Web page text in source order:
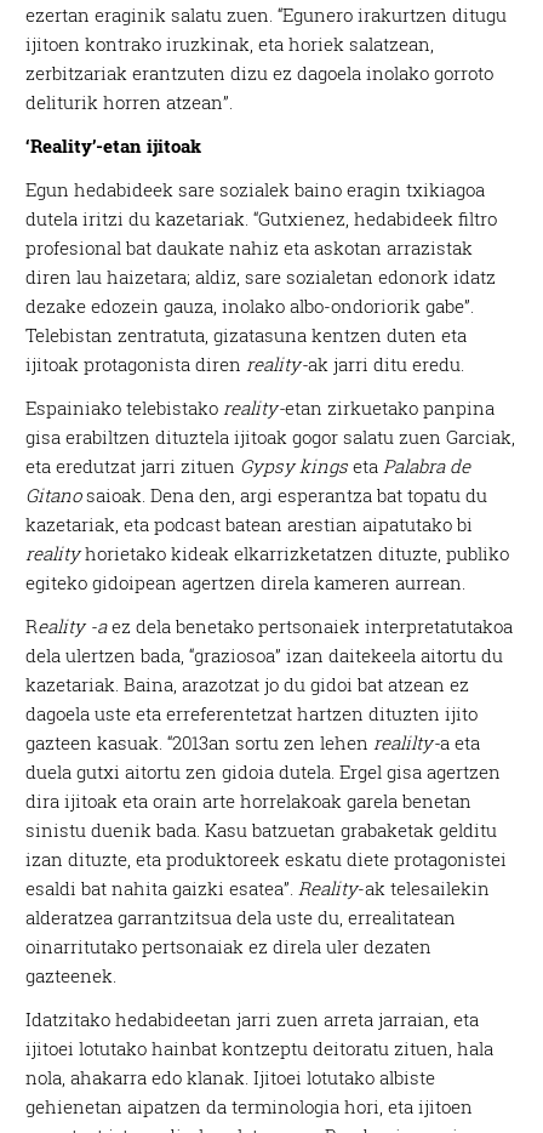
ezertan eraginik salatu zuen. “Egunero irakurtzen ditugu
ijitoen kontrako iruzkinak, eta horiek salatzean,
zerbitzariak erantzuten dizu ez dagoela inolako gorroto
deliturik horren atzean”.
‘Reality’-etan ijitoak
Egun hedabideek sare sozialek baino eragin txikiagoa
dutela iritzi du kazetariak. “Gutxienez, hedabideek filtro
profesional bat daukate nahiz eta askotan arrazistak
diren lau haizetara; aldiz, sare sozialetan edonork idatz
dezake edozein gauza, inolako albo-ondoriorik gabe”.
Telebistan zentratuta, gizatasuna kentzen duten eta
ijitoak protagonista diren reality-ak jarri ditu eredu.
Espainiako telebistako reality-etan zirkuetako panpina
gisa erabiltzen dituztela ijitoak gogor salatu zuen Garciak,
eta eredutzat jarri zituen Gypsy kings eta Palabra de
Gitanosaioak. Dena den, argi esperantza bat topatu du
kazetariak, eta podcast batean arestian aipatutako bi
realityhorietako kideak elkarrizketatzen dituzte, publiko
egiteko gidoipean agertzen direla kameren aurrean.
Reality -aez dela benetako pertsonaiek interpretatutakoa
dela ulertzen bada, “graziosoa” izan daitekeela aitortu du
kazetariak. Baina, arazotzat jo du gidoi bat atzean ez
dagoela uste eta erreferentetzat hartzen dituzten ijito
gazteen kasuak. “2013an sortu zen lehen realilty-a eta
duela gutxi aitortu zen gidoia dutela. Ergel gisa agertzen
dira ijitoak eta orain arte horrelakoak garela benetan
sinistu duenik bada. Kasu batzuetan grabaketak gelditu
izan dituzte, eta produktoreek eskatu diete protagonistei
esaldi bat nahita gaizki esatea”. Reality-ak telesailekin
alderatzea garrantzitsua dela uste du, errealitatean
oinarritutako pertsonaiak ez direla uler dezaten
gazteenek.
Idatzitako hedabideetan jarri zuen arreta jarraian, eta
ijitoei lotutako hainbat kontzeptu deitoratu zituen, hala
nola, ahakarra edo klanak. Ijitoei lotutako albiste
gehienetan aipatzen da terminologia hori, eta ijitoen